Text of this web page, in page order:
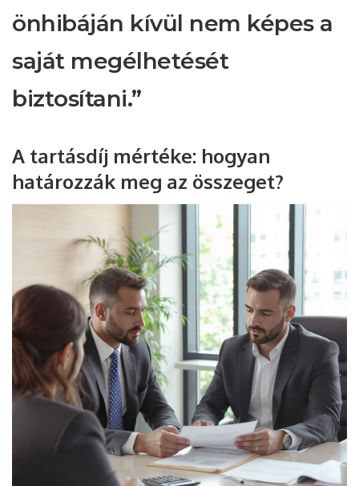
önhibáján kívül nem képes a
saját megélhetését
biztosítani.”
A tartásdíj mértéke: hogyan
határozzák meg az összeget?